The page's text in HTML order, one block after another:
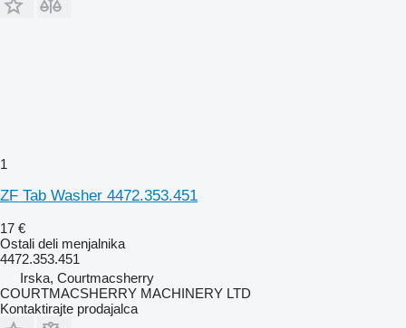
1
ZF Tab Washer 4472.353.451
17 €
Ostali deli menjalnika
4472.353.451
Irska, Courtmacsherry
COURTMACSHERRY MACHINERY LTD
Kontaktirajte prodajalca